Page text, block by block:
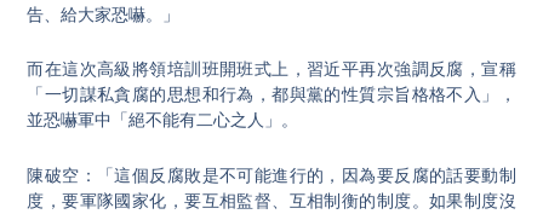
告、給大家恐嚇。」
而在這次高級將領培訓班開班式上，習近平再次強調反腐，宣稱
「一切謀私貪腐的思想和行為，都與黨的性質宗旨格格不入」，
並恐嚇軍中「絕不能有二心之人」。
陳破空：「這個反腐敗是不可能進行的，因為要反腐的話要動制
度，要軍隊國家化，要互相監督、互相制衡的制度。如果制度沒